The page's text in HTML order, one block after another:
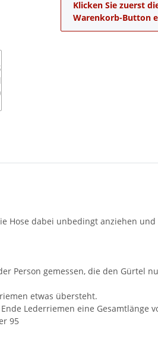
x
Klicken Sie zuerst
Warenkorb-Button
Hose dabei unbedingt anziehen
Person gemessen, die den Gürtel
etwas übersteht.
Lederriemen eine Gesamtlänge
95